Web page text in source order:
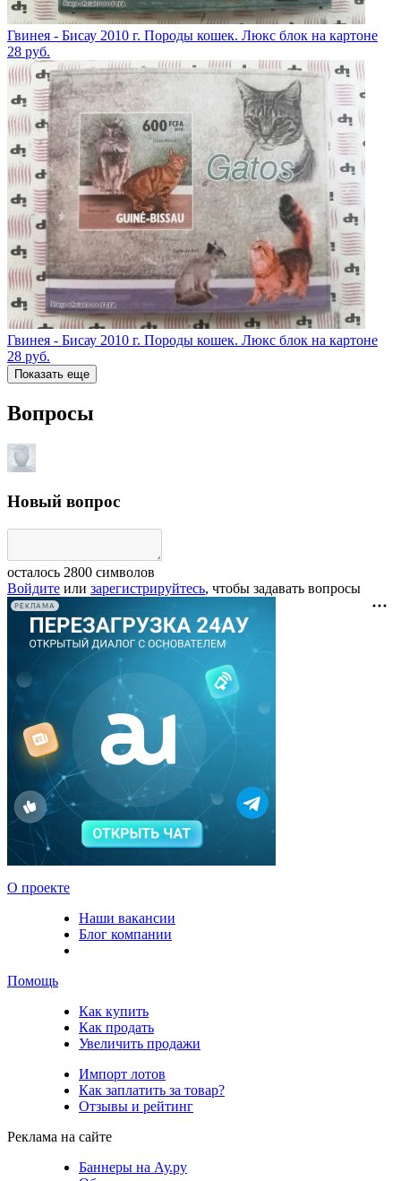
Гвинея - Бисау 2010 г. Породы кошек. Люкс блок на картоне
28 руб.
Гвинея - Бисау 2010 г. Породы кошек. Люкс блок на картоне
28 руб.
Показать еще
Вопросы
Новый вопрос
осталось 2800 символов
Войдите или зарегистрируйтесь, чтобы задавать вопросы
РЕКЛАМА
О проекте
Наши вакансии
Блог компании
Помощь
Как купить
Как продать
Увеличить продажи
Импорт лотов
Как заплатить за товар?
Отзывы и рейтинг
Реклама на сайте
Баннеры на Ау.ру